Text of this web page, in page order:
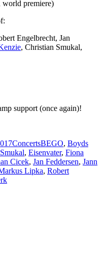
world premiere)
Engelbrecht, Jan
, Christian Smukal,
support (once again)!
ConcertsBEGO, Boyds
, Eisenvater, Fiona
Cicek, Jan Feddersen, Jann
Lipka, Robert